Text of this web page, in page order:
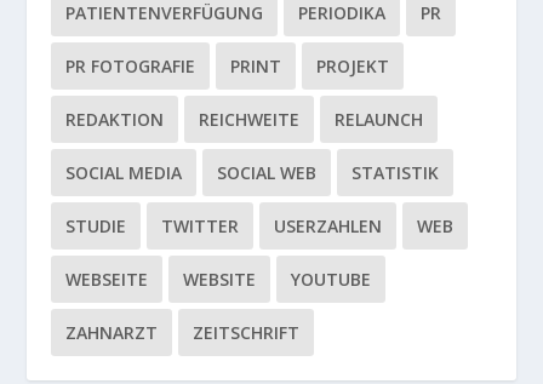
PATIENTENVERFÜGUNG PERIODIKA PR
PR FOTOGRAFIE PRINT PROJEKT
REDAKTION REICHWEITE RELAUNCH
SOCIAL MEDIA SOCIAL WEB STATISTIK
STUDIE TWITTER USERZAHLEN WEB
WEBSEITE WEBSITE YOUTUBE
ZAHNARZT ZEITSCHRIFT